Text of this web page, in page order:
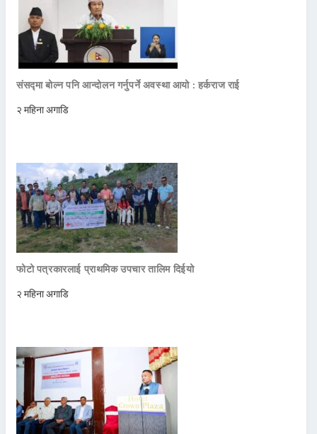
संसद्मा बोल्न पनि आन्दोलन गर्नुपर्ने अवस्था आयो : हर्कराज राई
२ महिना अगाडि
फोटो पत्रकारलाई प्राथमिक उपचार तालिम दिईयो
२ महिना अगाडि